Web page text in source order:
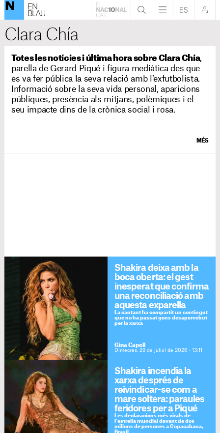
Clara Chía
Totes les notícies i última hora sobre Clara Chía,
parella de Gerard Piqué i figura mediàtica des que
es va fer pública la seva relació amb l’exfutbolista.
Informació sobre la seva vida personal, aparicions
públiques, presència als mitjans, polèmiques i el
seu impacte dins de la crònica social i rosa.
MÉS
Shakira deixa amb la
boca oberta: el gest
inesperat que confirma
una reconciliació amb
aquesta exparella
La cantant ha compartit un contingut
que no ha passat gens desapercebut
per la xarxa
Gina Capell
Dimecres, 29 de juliol de 2026 - 13:11
Shakira incendia la
xarxa després de
reivindicar-se com a
mare soltera: paraules
feridores per a Piqué
Les declaracions més virals de
l'estrella mundial davant de dos
milions de persones a Copacabana,